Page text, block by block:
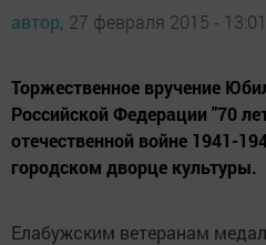
автор, 27 февраля 2015 - 13:01
Торжественное вручение
Российской Федерации "70
отечественной войне 1941-
городском дворце культуры.
Елабужским ветеранам